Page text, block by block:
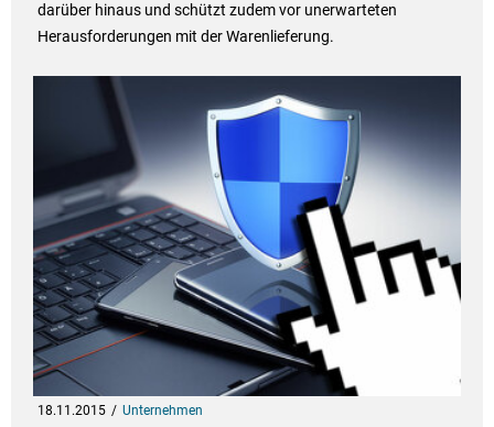
darüber hinaus und schützt zudem vor unerwarteten
Herausforderungen mit der Warenlieferung.
18.11.2015 Unternehmen